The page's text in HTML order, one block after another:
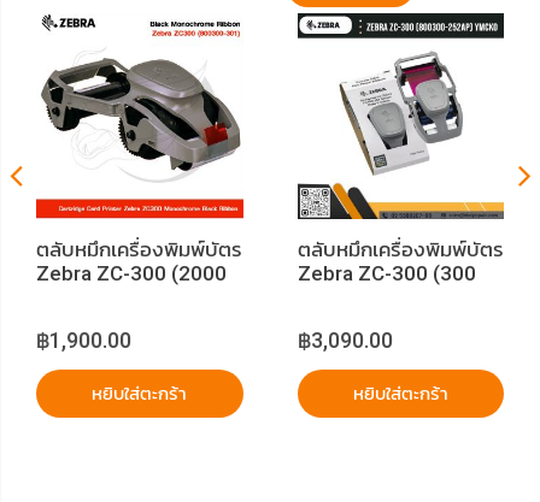
ตลับหมึกเครื่องพิมพ์บัตร
Zebra ZC-300 (2000
฿1,900.00
หยิบใส่ตะกร้า
ตลับหมึกเครื่องพิมพ์บัตร
Zebra ZC-300 (300
฿3,090.00
หยิบใส่ตะกร้า